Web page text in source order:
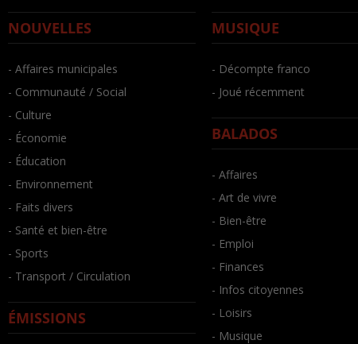
NOUVELLES
- Affaires municipales
- Communauté / Social
- Culture
- Économie
- Éducation
- Environnement
- Faits divers
- Santé et bien-être
- Sports
- Transport / Circulation
ÉMISSIONS
MUSIQUE
- Décompte franco
- Joué récemment
BALADOS
- Affaires
- Art de vivre
- Bien-être
- Emploi
- Finances
- Infos citoyennes
- Loisirs
- Musique